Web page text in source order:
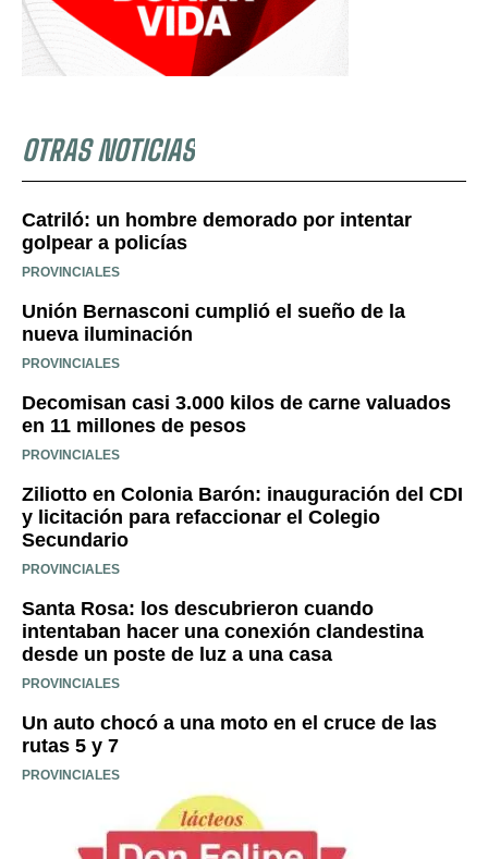
OTRAS NOTICIAS
Catriló: un hombre demorado por intentar
golpear a policías
PROVINCIALES
Unión Bernasconi cumplió el sueño de la
nueva iluminación
PROVINCIALES
Decomisan casi 3.000 kilos de carne valuados
en 11 millones de pesos
PROVINCIALES
Ziliotto en Colonia Barón: inauguración del CDI
y licitación para refaccionar el Colegio
Secundario
PROVINCIALES
Santa Rosa: los descubrieron cuando
intentaban hacer una conexión clandestina
desde un poste de luz a una casa
PROVINCIALES
Un auto chocó a una moto en el cruce de las
rutas 5 y 7
PROVINCIALES